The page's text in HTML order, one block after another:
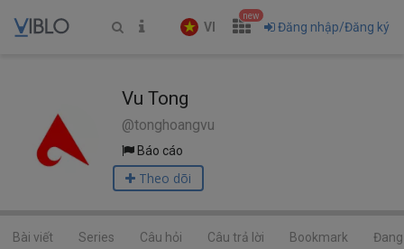
VI
new
Đăng nhập/Đăng ký
Vu Tong
@tonghoangvu
Báo cáo
Theo dõi
Bài viết Series Câu hỏi Câu trả lời Bookmark